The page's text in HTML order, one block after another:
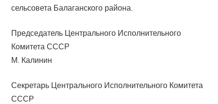
сельсовета Балаганского района.
Председатель Центрального Исполнительного
Комитета СССР
М. Калинин
Секретарь Центрального Исполнительного Комитета
СССР